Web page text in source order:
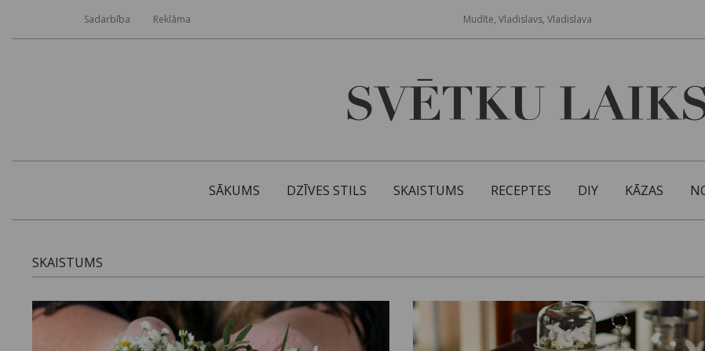
Sadarbība Reklāma Mudīte, Vladislavs, Vladislava
SĀKUMS DZĪVES STILS SKAISTUMS RECEPTES DIY KĀZAS
SKAISTUMS